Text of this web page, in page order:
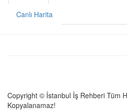
Canlı Harita
Copyright © İstanbul İş Rehberi Tüm
Kopyalanamaz!